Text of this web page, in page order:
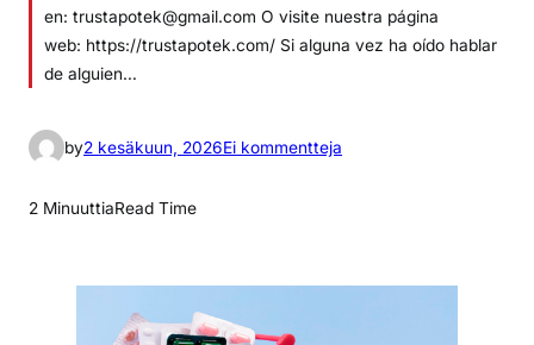
en: trustapotek@gmail.com O visite nuestra página
web: https://trustapotek.com/ Si alguna vez ha oído hablar
de alguien…
by2 kesäkuun, 2026Ei kommentteja
k
2 MinuuttiaRead Time